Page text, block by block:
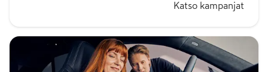
Katso kampanjat